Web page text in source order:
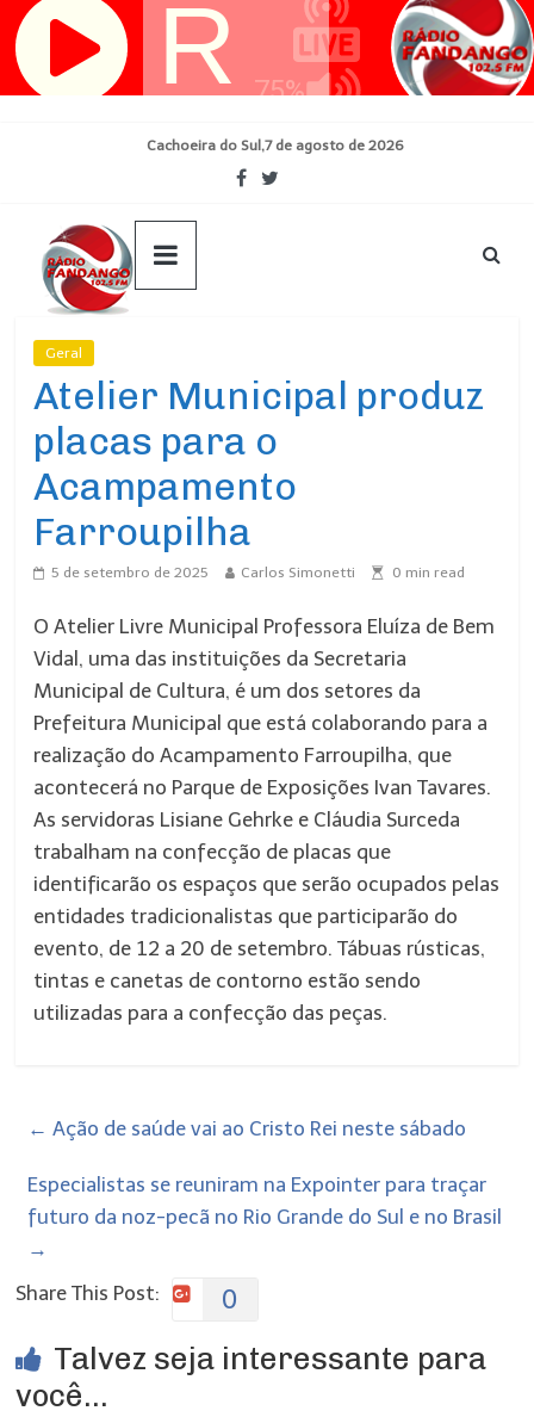
Pular
para
Cachoeira do Sul,7 de agosto de 2026
Geral
Atelier Municipal produz
placas para o
Acampamento
Farroupilha
5 de setembro de 2025 Carlos Simonetti 0 min read
O Atelier Livre Municipal Professora Eluíza de Bem
Vidal, uma das instituições da Secretaria
Municipal de Cultura, é um dos setores da
Prefeitura Municipal que está colaborando para a
realização do Acampamento Farroupilha, que
acontecerá no Parque de Exposições Ivan Tavares.
As servidoras Lisiane Gehrke e Cláudia Surceda
trabalham na confecção de placas que
identificarão os espaços que serão ocupados pelas
entidades tradicionalistas que participarão do
evento, de 12 a 20 de setembro. Tábuas rústicas,
tintas e canetas de contorno estão sendo
utilizadas para a confecção das peças.
← Ação de saúde vai ao Cristo Rei neste sábado
Especialistas se reuniram na Expointer para traçar
futuro da noz-pecã no Rio Grande do Sul e no Brasil
→
Share This Post:
0
Talvez seja interessante para
você...